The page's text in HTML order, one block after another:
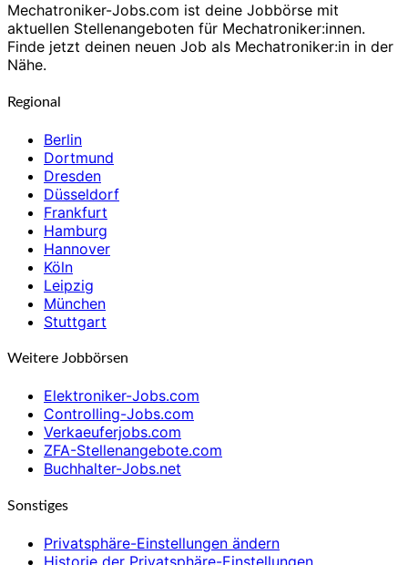
Mechatroniker-Jobs.com ist deine Jobbörse mit
aktuellen Stellenangeboten für Mechatroniker:innen.
Finde jetzt deinen neuen Job als Mechatroniker:in in der
Nähe.
Regional
Berlin
Dortmund
Dresden
Düsseldorf
Frankfurt
Hamburg
Hannover
Köln
Leipzig
München
Stuttgart
Weitere Jobbörsen
Elektroniker-Jobs.com
Controlling-Jobs.com
Verkaeuferjobs.com
ZFA-Stellenangebote.com
Buchhalter-Jobs.net
Sonstiges
Privatsphäre-Einstellungen ändern
Historie der Privatsphäre-Einstellungen